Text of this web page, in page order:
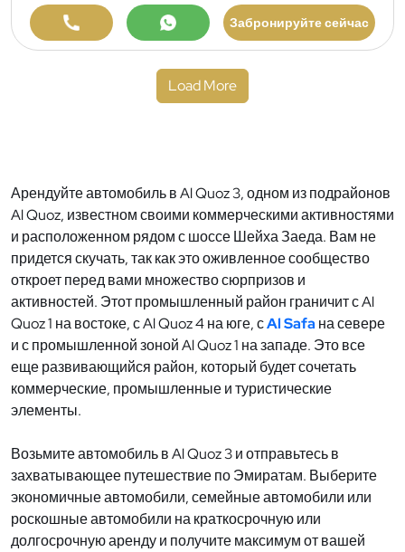
Забронируйте сейчас
Load More
Арендуйте автомобиль в Al Quoz 3, одном из подрайонов
Al Quoz, известном своими коммерческими активностями
и расположенном рядом с шоссе Шейха Заеда. Вам не
придется скучать, так как это оживленное сообщество
откроет перед вами множество сюрпризов и
активностей. Этот промышленный район граничит с Al
Quoz 1 на востоке, с Al Quoz 4 на юге, сAl Safa на севере
и с промышленной зоной Al Quoz 1 на западе. Это все
еще развивающийся район, который будет сочетать
коммерческие, промышленные и туристические
элементы.
Возьмите автомобиль в Al Quoz 3 и отправьтесь в
захватывающее путешествие по Эмиратам. Выберите
экономичные автомобили, семейные автомобили или
роскошные автомобили на краткосрочную или
долгосрочную аренду и получите максимум от вашей